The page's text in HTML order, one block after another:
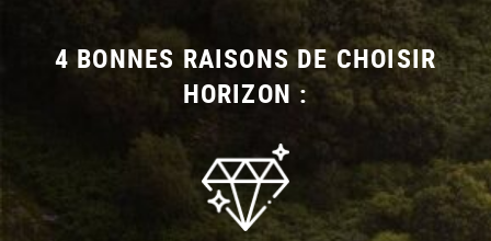
4 BONNES RAISONS DE CHOISIR
HORIZON :